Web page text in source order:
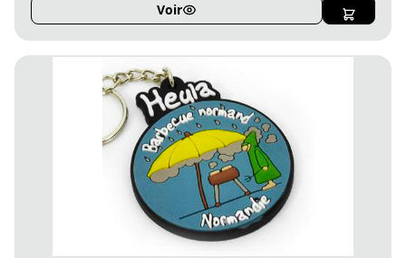
Voir